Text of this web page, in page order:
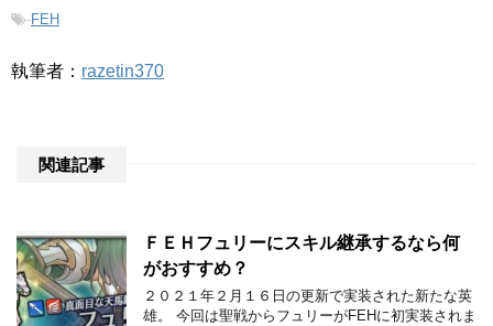
-FEH
執筆者： razetin370
関連記事
ＦＥＨフュリーにスキル継承するなら何
がおすすめ？
２０２１年２月１６日の更新で実装された新たな英
雄。 今回は聖戦からフュリーがFEHに初実装されま